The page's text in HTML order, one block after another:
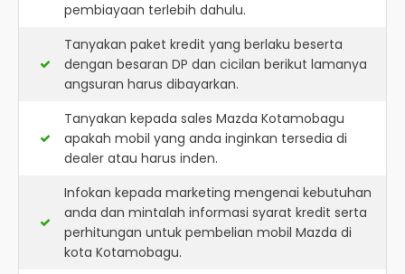
pembiayaan terlebih dahulu.
Tanyakan paket kredit yang berlaku beserta
dengan besaran DP dan cicilan berikut lamanya
angsuran harus dibayarkan.
Tanyakan kepada sales Mazda Kotamobagu
apakah mobil yang anda inginkan tersedia di
dealer atau harus inden.
Infokan kepada marketing mengenai kebutuhan
anda dan mintalah informasi syarat kredit serta
perhitungan untuk pembelian mobil Mazda di
kota Kotamobagu.